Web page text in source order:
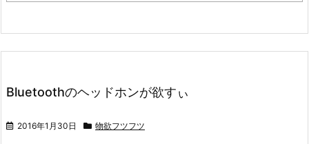
Bluetoothのヘッドホンが欲すぃ
2016年1月30日 物欲フツフツ